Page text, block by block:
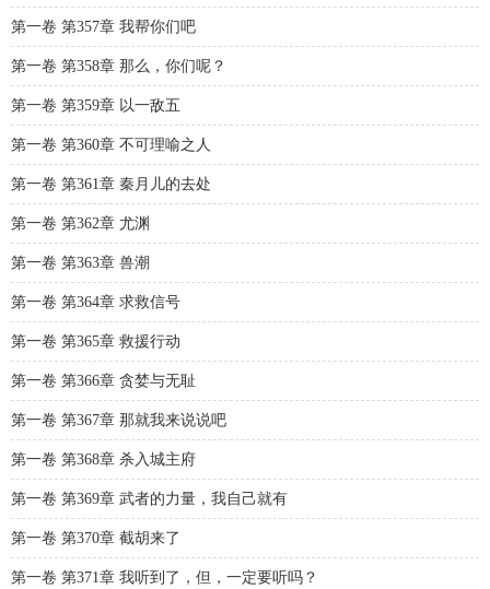
第一卷 第357章 我帮你们吧
第一卷 第358章 那么，你们呢？
第一卷 第359章 以一敌五
第一卷 第360章 不可理喻之人
第一卷 第361章 秦月儿的去处
第一卷 第362章 尤渊
第一卷 第363章 兽潮
第一卷 第364章 求救信号
第一卷 第365章 救援行动
第一卷 第366章 贪婪与无耻
第一卷 第367章 那就我来说说吧
第一卷 第368章 杀入城主府
第一卷 第369章 武者的力量，我自己就有
第一卷 第370章 截胡来了
第一卷 第371章 我听到了，但，一定要听吗？